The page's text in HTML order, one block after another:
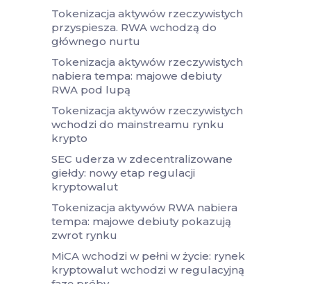
Tokenizacja aktywów rzeczywistych
przyspiesza. RWA wchodzą do
głównego nurtu
Tokenizacja aktywów rzeczywistych
nabiera tempa: majowe debiuty
RWA pod lupą
Tokenizacja aktywów rzeczywistych
wchodzi do mainstreamu rynku
krypto
SEC uderza w zdecentralizowane
giełdy: nowy etap regulacji
kryptowalut
Tokenizacja aktywów RWA nabiera
tempa: majowe debiuty pokazują
zwrot rynku
MiCA wchodzi w pełni w życie: rynek
kryptowalut wchodzi w regulacyjną